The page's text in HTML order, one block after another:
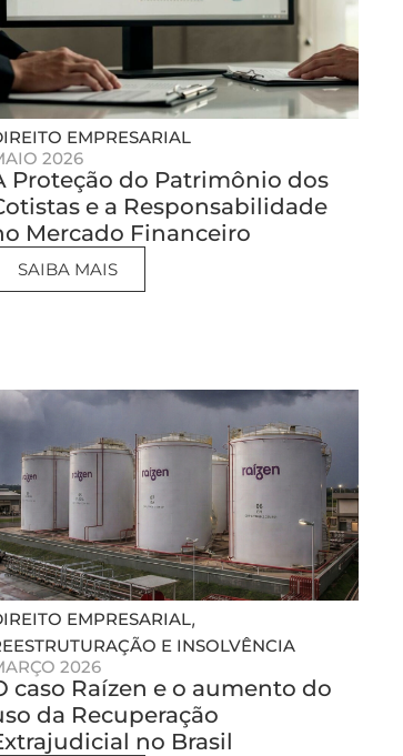
EMPRESARIAL
2026
Proteção do Patrimônio dos
e a Responsabilidade
Mercado Financeiro
SAIBA MAIS
EMPRESARIAL,
E INSOLVÊNCIA
2026
caso Raízen e o aumento do
da Recuperação
no Brasil